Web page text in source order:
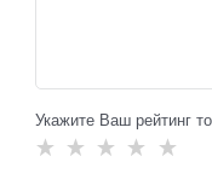
Укажите Ваш рейтинг